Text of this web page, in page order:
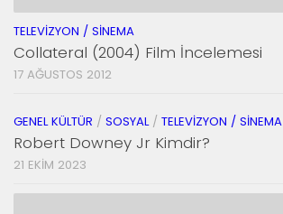
TELEVIZYON / SINEMA
Collateral (2004) Film İncelemesi
17 AĞUSTOS 2012
GENEL KÜLTÜR / SOSYAL/ TELEVIZYON / SINEMA
Robert Downey Jr Kimdir?
21 EKIM 2023